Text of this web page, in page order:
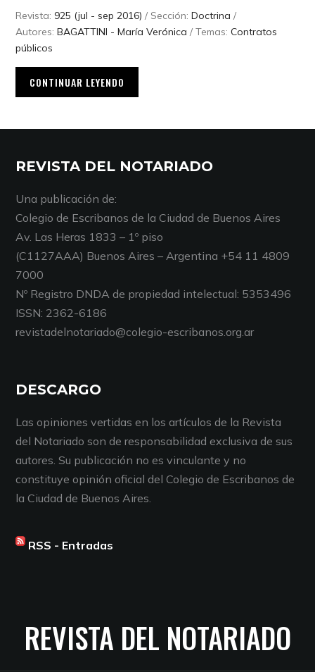
Revista: 925 (jul - sep 2016) / Sección:Doctrina /
Autores:BAGATTINI - María Verónica / Temas:Contratos
públicos
CONTINUAR LEYENDO
REVISTA DEL NOTARIADO
Una publicación de:
Colegio de Escribanos de la Ciudad de Buenos Aires
Av. Las Heras 1833 – 1º piso
(C1127AAA) Buenos Aires – Argentina +54 11 4809
7000
Nº Registro DNDA de propiedad intelectual: 5353496
ISSN: 2362-6186
revistadelnotariado@colegio-escribanos.org.ar
DESCARGO
Las opiniones vertidas en los artículos de la Revista
del Notariado son de responsabilidad exclusiva de sus
autores. Su publicación no es vinculante y no
constituye opinión oficial del Colegio de Escribanos de
la Ciudad de Buenos Aires.
RSS - Entradas
REVISTA DEL NOTARIADO